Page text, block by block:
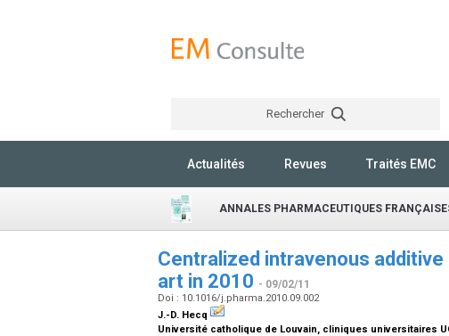
Rechercher
Actualités Revues Traités EMC
ANNALES PHARMACEUTIQUES
Centralized intravenous
art in 2010 - 09/02/11
Doi : 10.1016/j.pharma.2010.09.002
J.-D. Hecq
Université catholique de Louvain, cliniques universitaires